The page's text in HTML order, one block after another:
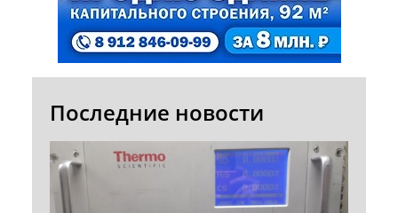
Последние новости